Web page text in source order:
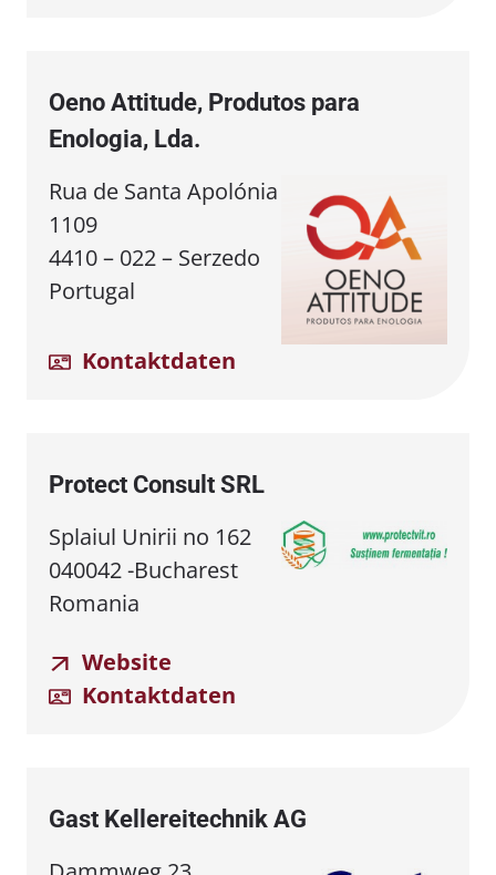
Oeno Attitude, Produtos para
Enologia, Lda.
Rua de Santa Apolónia
1109
4410 – 022 – Serzedo
Portugal
Kontaktdaten
Protect Consult SRL
Splaiul Unirii no 162
040042 -Bucharest
Romania
Website
Kontaktdaten
Gast Kellereitechnik AG